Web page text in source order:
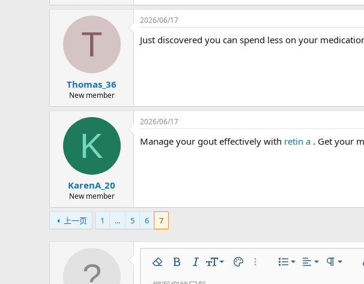
T
Thomas_36
New member
2026/06/17
Just discovered you can spend less on your
K
KarenA_20
New member
2026/06/17
Manage your gout effectively with retin a . Get your
上一页 1 ... 5 6 7
移除格式
粗体 斜体 字号
9
文本颜色更多选项...列表
有序列表
对齐
居左
段落格式
正常